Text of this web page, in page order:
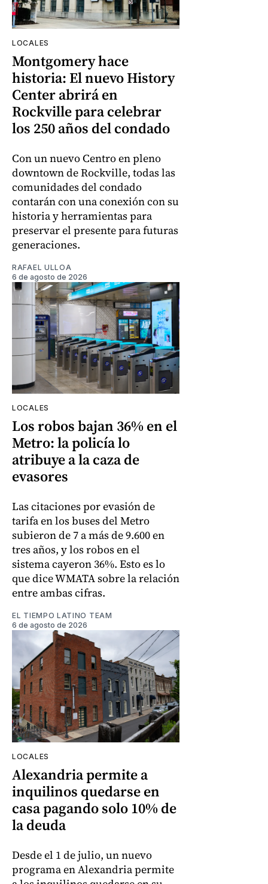
LOCALES
Montgomery hace
historia: El nuevo History
Center abrirá en
Rockville para celebrar
los 250 años del condado
Con un nuevo Centro en pleno
downtown de Rockville, todas las
comunidades del condado
contarán con una conexión con su
historia y herramientas para
preservar el presente para futuras
generaciones.
RAFAEL ULLOA
6 de agosto de 2026
LOCALES
Los robos bajan 36% en el
Metro: la policía lo
atribuye a la caza de
evasores
Las citaciones por evasión de
tarifa en los buses del Metro
subieron de 7 a más de 9.600 en
tres años, y los robos en el
sistema cayeron 36%. Esto es lo
que dice WMATA sobre la relación
entre ambas cifras.
EL TIEMPO LATINO TEAM
6 de agosto de 2026
LOCALES
Alexandria permite a
inquilinos quedarse en
casa pagando solo 10% de
la deuda
Desde el 1 de julio, un nuevo
programa en Alexandria permite